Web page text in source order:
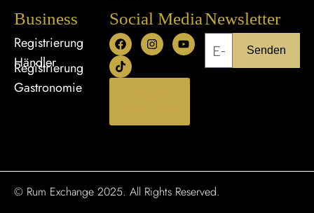
Business
Registrierung
Händler
Registrierung
Gastronomie
Social MediaNewsletter
Senden
© Rum Exchange 2025. All Rights Reserved.